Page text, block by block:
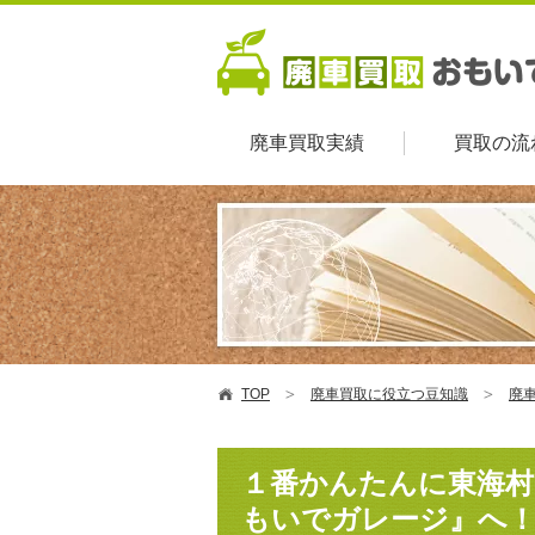
廃車買取実績 買取の流
TOP 廃車買取に役立つ豆知識 廃
１番かんたんに東海
もいでガレージ』へ！